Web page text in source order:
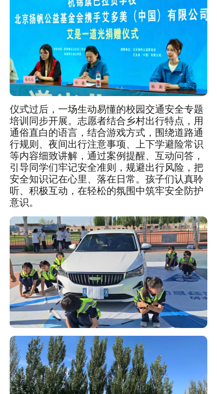
仪式过后，一场生动易懂的校园交通安全专题
培训同步开展。志愿者结合乡村出行特点，用
通俗直白的语言，结合游戏方式，围绕道路通
行规则、夜间出行注意事项、上下学避险常识
等内容细致讲解，通过案例提醒、互动问答，
引导同学们牢记安全准则，规避出行风险，把
安全知识记在心里、落在日常。孩子们认真聆
听、积极互动，在轻松的氛围中筑牢安全防护
意识。